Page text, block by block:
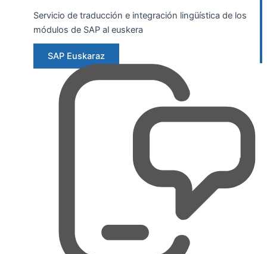
Servicio de traducción e integración lingüística de los
módulos de SAP al euskera
SAP Euskaraz